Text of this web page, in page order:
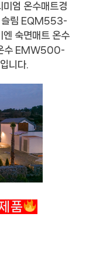
엄 온수매트경
슬림 EQM553-
숙면매트 온수
수 EMW500-
니다.
품